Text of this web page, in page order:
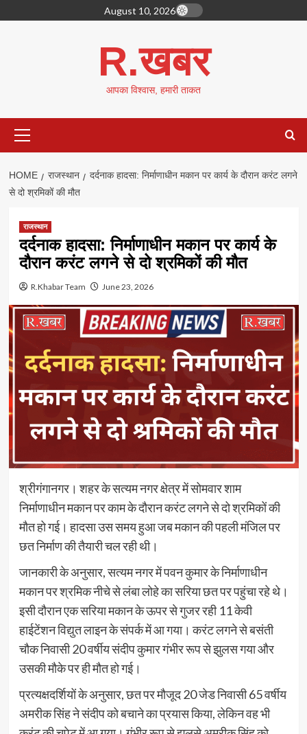
to
August 10, 2026
R.खबर
आपका विश्वास, हमारी ताकत
Menu
HOME राजस्थान
दर्दनाक हादसा: निर्माणाधीन मकान पर कार्य के दौरान करंट लगने
से दो श्रमिकों की मौत
राजस्थान
दर्दनाक हादसा: निर्माणाधीन मकान पर कार्य के
दौरान करंट लगने से दो श्रमिकों की मौत
R.Khabar Team June 23, 2026
श्रीगंगानगर। शहर के सत्यम नगर क्षेत्र में सोमवार शाम
निर्माणाधीन मकान पर काम के दौरान करंट लगने से दो श्रमिकों की
मौत हो गई। हादसा उस समय हुआ जब मकान की पहली मंजिल पर
छत निर्माण की तैयारी चल रही थी।
जानकारी के अनुसार, सत्यम नगर में पवन कुमार के निर्माणाधीन
मकान पर श्रमिक नीचे से लंबा लोहे का सरिया छत पर पहुंचा रहे थे।
इसी दौरान एक सरिया मकान के ऊपर से गुजर रही 11 केवी
हाईटेंशन विद्युत लाइन के संपर्क में आ गया। करंट लगने से बसंती
चौक निवासी 20 वर्षीय संदीप कुमार गंभीर रूप से झुलस गया और
उसकी मौके पर ही मौत हो गई।
प्रत्यक्षदर्शियों के अनुसार, छत पर मौजूद 20 जेड निवासी 65 वर्षीय
अमरीक सिंह ने संदीप को बचाने का प्रयास किया, लेकिन वह भी